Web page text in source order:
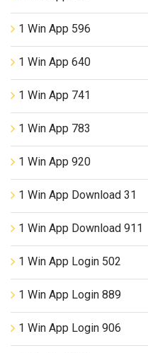
1 Win App 596
1 Win App 640
1 Win App 741
1 Win App 783
1 Win App 920
1 Win App Download 31
1 Win App Download 911
1 Win App Login 502
1 Win App Login 889
1 Win App Login 906